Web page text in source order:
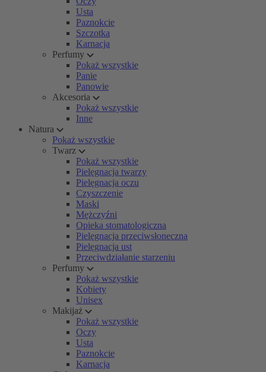
Usta
Paznokcie
Szczotka
Karnacja
Perfumy
Pokaż wszystkie
Panie
Panowie
Akcesoria
Pokaż wszystkie
Inne
Natura
Pokaż wszystkie
Twarz
Pokaż wszystkie
Pielęgnacja twarzy
Pielęgnacja oczu
Czyszczenie
Maski
Mężczyźni
Opieka stomatologiczna
Pielęgnacja przeciwsłoneczna
Pielęgnacja ust
Przeciwdziałanie starzeniu
Perfumy
Pokaż wszystkie
Kobiety
Unisex
Makijaż
Pokaż wszystkie
Oczy
Usta
Paznokcie
Karnacja